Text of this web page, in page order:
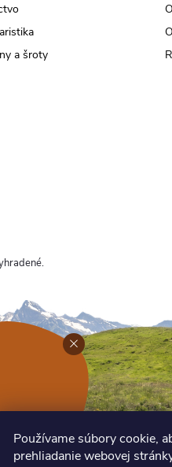
Používame súbory cookie,
prehliadanie webovej
a šroty